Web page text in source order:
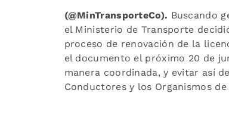
(@MinTransporteCo). Buscando
el Ministerio de Transporte
proceso de renovación de la
el documento el próximo 20 de
manera coordinada, y evitar así
Conductores y los Organismos